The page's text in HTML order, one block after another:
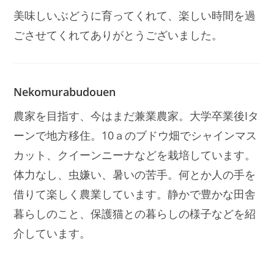
美味しいぶどうに育ってくれて、楽しい時間を過
ごさせてくれてありがとうございました。
Nekomurabudouen
農家を目指す、今はまだ兼業農家。大学卒業後Iタ
ーンで地方移住。10ａのブドウ畑でシャインマス
カット、クイーンニーナなどを栽培しています。
体力なし、虫嫌い、暑いの苦手。何とか人の手を
借りて楽しく農業しています。静かで豊かな田舎
暮らしのこと、保護猫との暮らしの様子などを紹
介しています。